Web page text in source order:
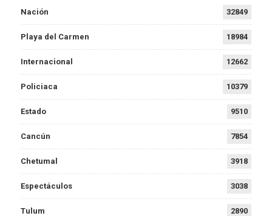
Nación 32849
Playa del Carmen 18984
Internacional 12662
Policiaca 10379
Estado 9510
Cancún 7854
Chetumal 3918
Espectáculos 3038
Tulum 2890